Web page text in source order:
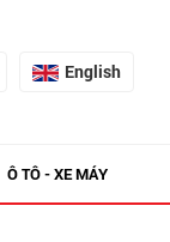
English
Ô TÔ - XE MÁY